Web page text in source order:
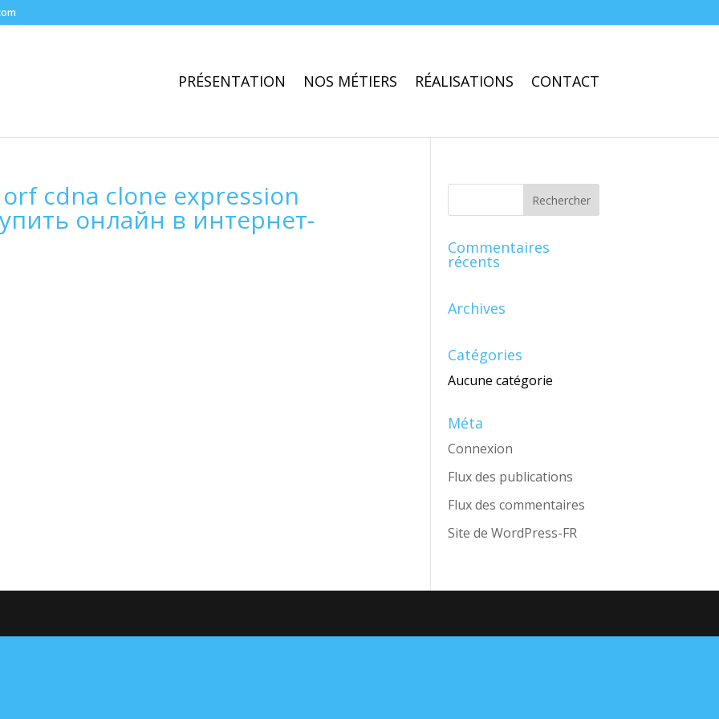
PRÉSENTATION NOS MÉTIERS RÉALISATIONS CONTACT
cdna clone expression
онлайн в интернет-
Commentaires
récents
Archives
Catégories
Aucune catégorie
Méta
Connexion
Flux des publications
Flux des commentaires
Site de WordPress-FR